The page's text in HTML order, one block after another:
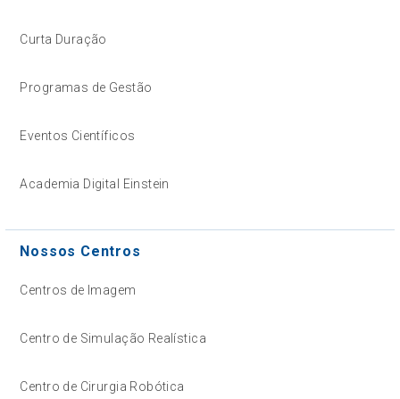
Curta Duração
Programas de Gestão
Eventos Científicos
Academia Digital Einstein
Nossos Centros
Centros de Imagem
Centro de Simulação Realística
Centro de Cirurgia Robótica